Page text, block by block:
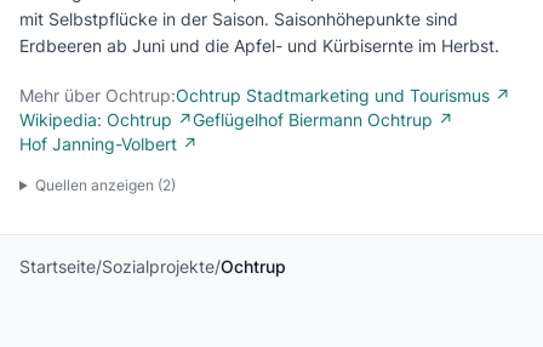
mit Selbstpflücke in der Saison. Saisonhöhepunkte sind
Erdbeeren ab Juni und die Apfel- und Kürbisernte im Herbst.
Mehr über Ochtrup:Ochtrup Stadtmarketing und Tourismus ↗
Wikipedia: Ochtrup ↗Geflügelhof Biermann Ochtrup ↗
Hof Janning-Volbert ↗
Quellen anzeigen (2)
Startseite/Sozialprojekte/Ochtrup